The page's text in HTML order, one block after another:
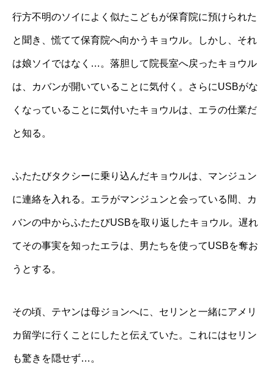
行方不明のソイによく似たこどもが保育院に預けられた
と聞き、慌てて保育院へ向かうキョウル。しかし、それ
は娘ソイではなく…。落胆して院長室へ戻ったキョウル
は、カバンが開いていることに気付く。さらにUSBがな
くなっていることに気付いたキョウルは、エラの仕業だ
と知る。
ふたたびタクシーに乗り込んだキョウルは、マンジュン
に連絡を入れる。エラがマンジュンと会っている間、カ
バンの中からふたたびUSBを取り返したキョウル。遅れ
てその事実を知ったエラは、男たちを使ってUSBを奪お
うとする。
その頃、テヤンは母ジョンへに、セリンと一緒にアメリ
カ留学に行くことにしたと伝えていた。これにはセリン
も驚きを隠せず…。